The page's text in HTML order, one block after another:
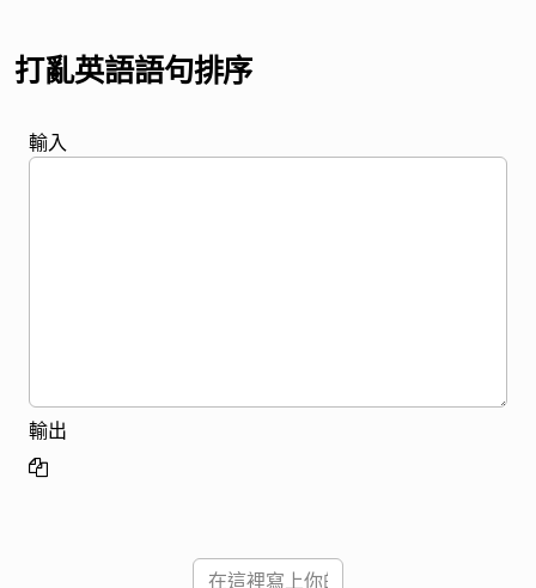
打亂英語語句排序
輸入
輸出